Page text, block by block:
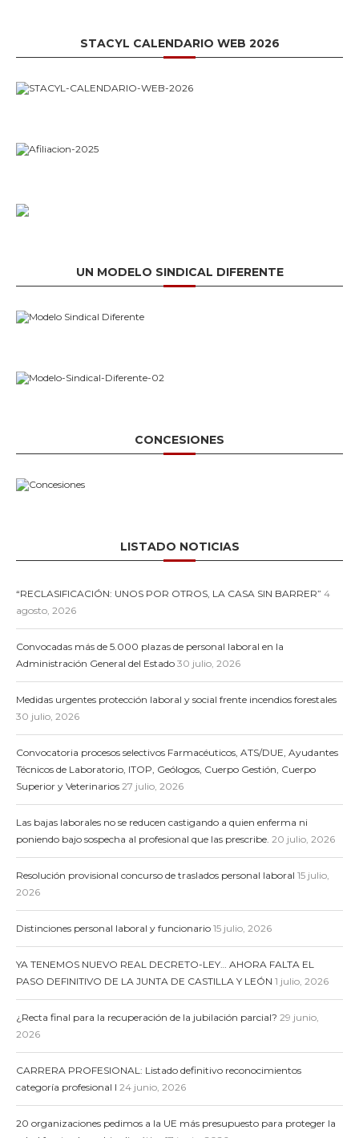
STACYL CALENDARIO WEB 2026
UN MODELO SINDICAL DIFERENTE
CONCESIONES
LISTADO NOTICIAS
“RECLASIFICACIÓN: UNOS POR OTROS, LA CASA SIN BARRER” 4
agosto, 2026
Convocadas más de 5.000 plazas de personal laboral en la
Administración General del Estado 30 julio, 2026
Medidas urgentes protección laboral y social frente incendios forestales
30 julio, 2026
Convocatoria procesos selectivos Farmacéuticos, ATS/DUE, Ayudantes
Técnicos de Laboratorio, ITOP, Geólogos, Cuerpo Gestión, Cuerpo
Superior y Veterinarios 27 julio, 2026
Las bajas laborales no se reducen castigando a quien enferma ni
poniendo bajo sospecha al profesional que las prescribe. 20 julio, 2026
Resolución provisional concurso de traslados personal laboral 15 julio,
2026
Distinciones personal laboral y funcionario 15 julio, 2026
YA TENEMOS NUEVO REAL DECRETO-LEY… AHORA FALTA EL
PASO DEFINITIVO DE LA JUNTA DE CASTILLA Y LEÓN 1 julio, 2026
¿Recta final para la recuperación de la jubilación parcial? 29 junio,
2026
CARRERA PROFESIONAL: Listado definitivo reconocimientos
categoría profesional I 24 junio, 2026
20 organizaciones pedimos a la UE más presupuesto para proteger la